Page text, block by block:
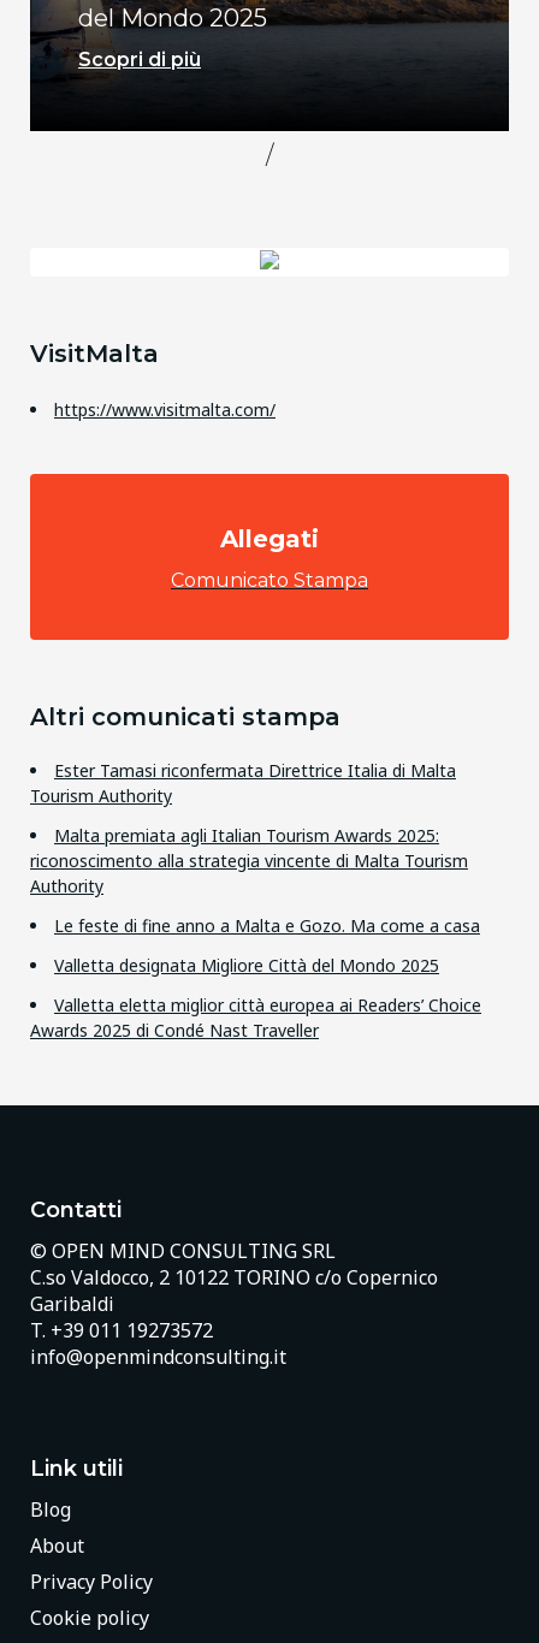
del Mondo 2025
Scopri di più
/
VisitMalta
https://www.visitmalta.com/
Allegati
Comunicato Stampa
Altri comunicati stampa
Ester Tamasi riconfermata Direttrice Italia di Malta
Tourism Authority
Malta premiata agli Italian Tourism Awards 2025:
riconoscimento alla strategia vincente di Malta Tourism
Authority
Le feste di fine anno a Malta e Gozo. Ma come a casa
Valletta designata Migliore Città del Mondo 2025
Valletta eletta miglior città europea ai Readers’ Choice
Awards 2025 di Condé Nast Traveller
Contatti
© OPEN MIND CONSULTING SRL
C.so Valdocco, 2 10122 TORINO c/o Copernico
Garibaldi
T. +39 011 19273572
info@openmindconsulting.it
Link utili
Blog
About
Privacy Policy
Cookie policy